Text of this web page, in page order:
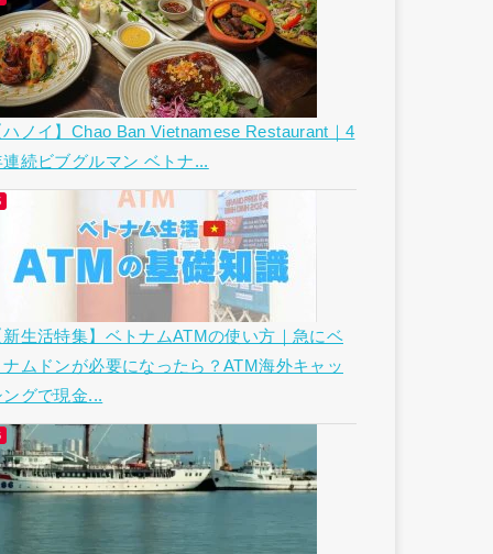
ハノイ】Chao Ban Vietnamese Restaurant｜4
連続ビブグルマン ベトナ...
新生活特集】ベトナムATMの使い方｜急にベ
ナムドンが必要になったら？ATM海外キャッ
ングで現金...